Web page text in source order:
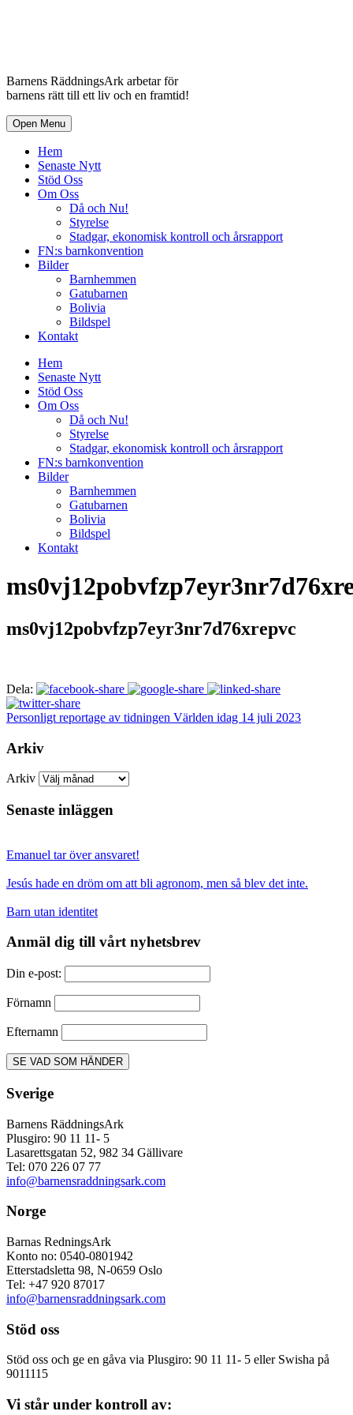
Barnens RäddningsArk arbetar för
barnens rätt till ett liv och en framtid!
Open Menu
Hem
Senaste Nytt
Stöd Oss
Om Oss
Då och Nu!
Styrelse
Stadgar, ekonomisk kontroll och årsrapport
FN:s barnkonvention
Bilder
Barnhemmen
Gatubarnen
Bolivia
Bildspel
Kontakt
Hem
Senaste Nytt
Stöd Oss
Om Oss
Då och Nu!
Styrelse
Stadgar, ekonomisk kontroll och årsrapport
FN:s barnkonvention
Bilder
Barnhemmen
Gatubarnen
Bolivia
Bildspel
Kontakt
ms0vj12pobvfzp7eyr3nr7d76xrepvc
Dela:
Personligt reportage av tidningen Världen idag 14 juli 2023
Arkiv
Arkiv
Senaste inläggen
Emanuel tar över ansvaret!
Jesús hade en dröm om att bli agronom, men så blev det inte.
Barn utan identitet
Anmäl dig till vårt nyhetsbrev
Din e-post:
Förnamn
Efternamn
Sverige
Barnens RäddningsArk
Plusgiro: 90 11 11- 5
Lasarettsgatan 52, 982 34 Gällivare
Tel: 070 226 07 77
info@barnensraddningsark.com
Norge
Barnas RedningsArk
Konto no: 0540-0801942
Etterstadsletta 98, N-0659 Oslo
Tel: +47 920 87017
info@barnensraddningsark.com
Stöd oss
Stöd oss och ge en gåva via Plusgiro: 90 11 11- 5 eller Swisha på
9011115
Vi står under kontroll av: